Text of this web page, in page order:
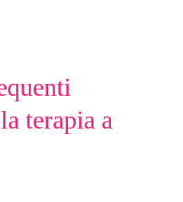
terapia a